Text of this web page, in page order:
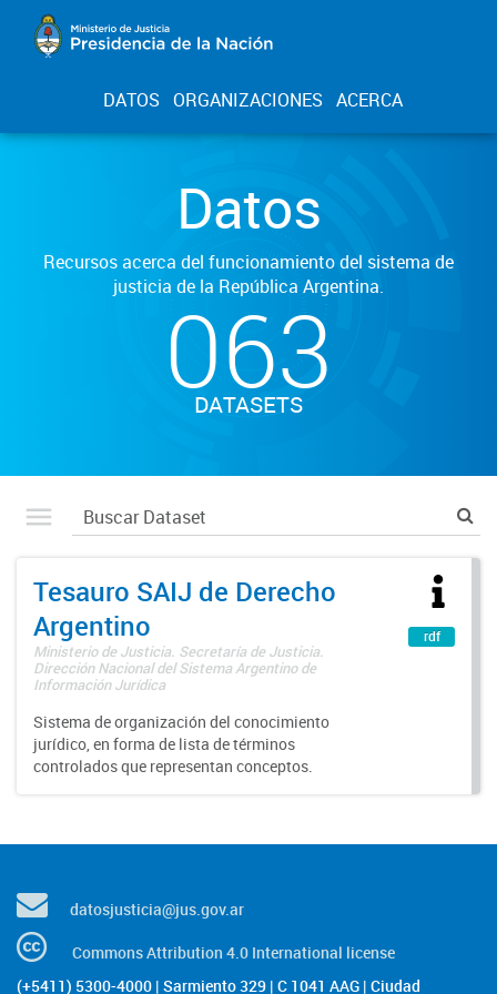
DATOS ORGANIZACIONES ACERCA
Datos
Recursos acerca del funcionamiento del sistema de
justicia de la República Argentina.
063
DATASETS
Tesauro SAIJ de Derecho
Argentino
Ministerio de Justicia. Secretaría de Justicia.
Dirección Nacional del Sistema Argentino de
Información Jurídica
Sistema de organización del conocimiento
jurídico, en forma de lista de términos
controlados que representan conceptos.
rdf
datosjusticia@jus.gov.ar
Commons Attribution 4.0 International license
(+5411) 5300-4000 | Sarmiento 329 | C 1041 AAG | Ciudad